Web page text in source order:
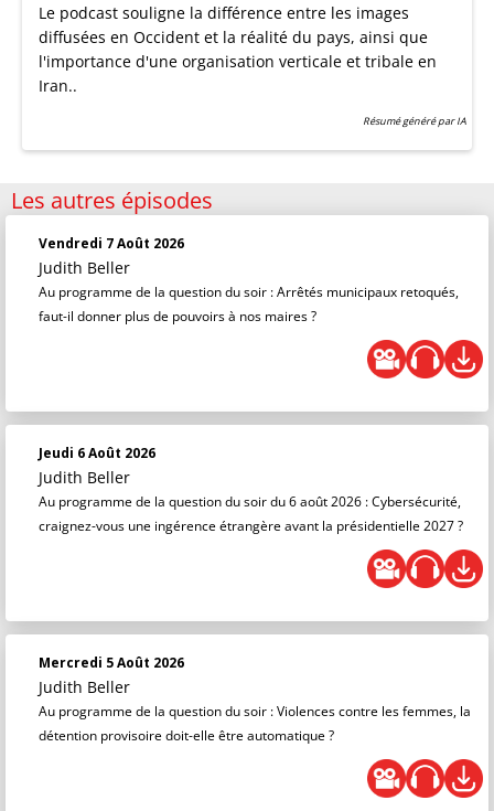
Le podcast souligne la différence entre les images
diffusées en Occident et la réalité du pays, ainsi que
l'importance d'une organisation verticale et tribale en
Iran..
Résumé généré par IA
Les autres épisodes
Vendredi 7 Août 2026
Judith Beller
Au programme de la question du soir : Arrêtés municipaux retoqués,
faut-il donner plus de pouvoirs à nos maires ?
Jeudi 6 Août 2026
Judith Beller
Au programme de la question du soir du 6 août 2026 : Cybersécurité,
craignez-vous une ingérence étrangère avant la présidentielle 2027 ?
Mercredi 5 Août 2026
Judith Beller
Au programme de la question du soir : Violences contre les femmes, la
détention provisoire doit-elle être automatique ?